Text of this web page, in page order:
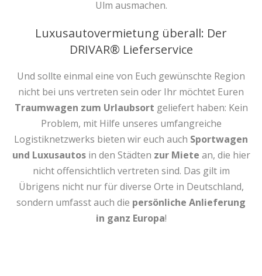
Ulm ausmachen.
Luxusautovermietung überall: Der
DRIVAR® Lieferservice
Und sollte einmal eine von Euch gewünschte Region
nicht bei uns vertreten sein oder Ihr möchtet Euren
Traumwagen zum Urlaubsort geliefert haben: Kein
Problem, mit Hilfe unseres umfangreiche
Logistiknetzwerks bieten wir euch auch Sportwagen
und Luxusautosin den Städten zur Miete an, die hier
nicht offensichtlich vertreten sind. Das gilt im
Übrigens nicht nur für diverse Orte in Deutschland,
sondern umfasst auch die persönliche Anlieferung
in ganz Europa!